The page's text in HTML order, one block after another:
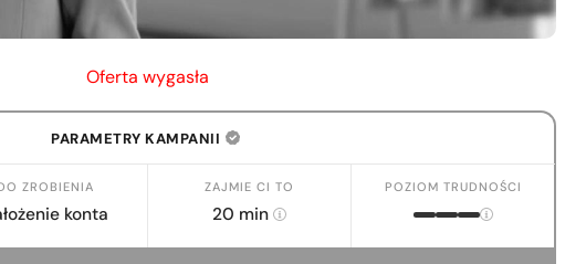
Oferta wygasła
PARAMETRY KAMPANII
ZROBIENIA
konta
ZAJMIE CI TO
20 min
POZIOM TRUDNOŚCI